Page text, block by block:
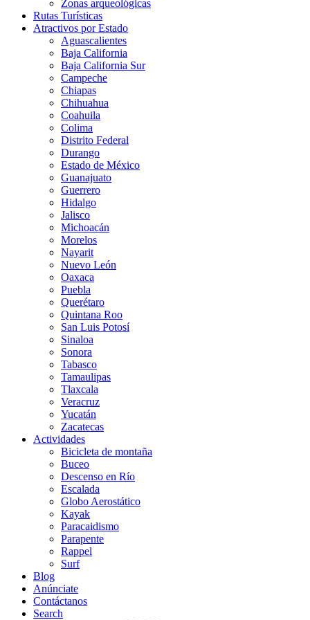
Zonas arqueológicas
Rutas Turísticas
Atractivos por Estado
Aguascalientes
Baja California
Baja California Sur
Campeche
Chiapas
Chihuahua
Coahuila
Colima
Distrito Federal
Durango
Estado de México
Guanajuato
Guerrero
Hidalgo
Jalisco
Michoacán
Morelos
Nayarit
Nuevo León
Oaxaca
Puebla
Querétaro
Quintana Roo
San Luis Potosí
Sinaloa
Sonora
Tabasco
Tamaulipas
Tlaxcala
Veracruz
Yucatán
Zacatecas
Actividades
Bicicleta de montaña
Buceo
Descenso en Río
Escalada
Globo Aerostático
Kayak
Paracaidismo
Parapente
Rappel
Surf
Blog
Anúnciate
Contáctanos
Search